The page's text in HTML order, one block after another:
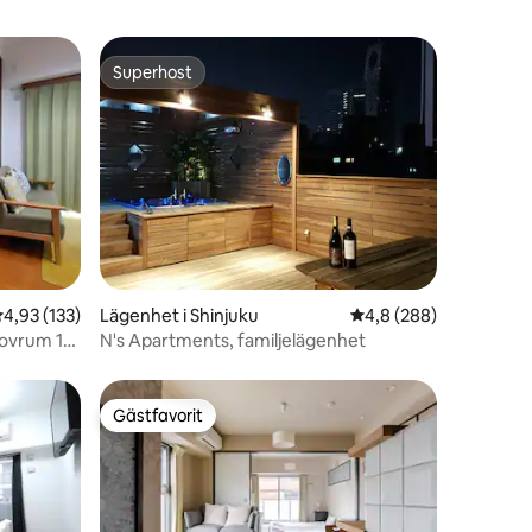
av 5 i genomsnittligt betyg, 133 omdömen
4,93 (133)
1
10
byn
Superhost
Superhost
Lägenhet i Shinjuku 4,8 av 5 i
4,8 (288)
N's Apartments, familjelägenhet
Gästfavorit
Gästfavorit